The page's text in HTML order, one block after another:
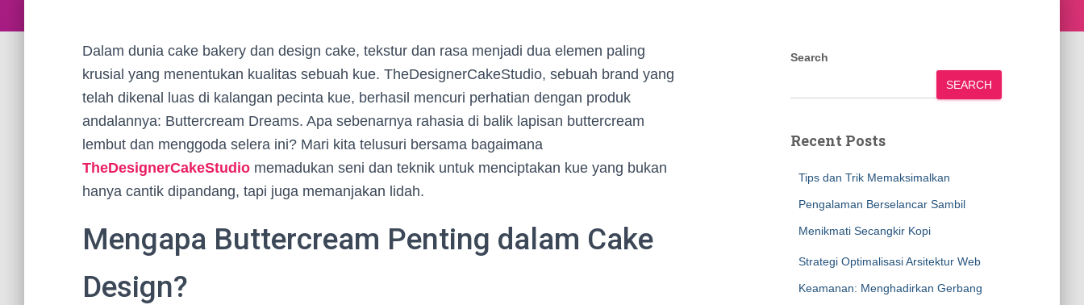
Dalam dunia cake bakery dan design cake, tekstur dan rasa menjadi dua elemen paling
krusial yang menentukan kualitas sebuah kue. TheDesignerCakeStudio, sebuah brand yang
telah dikenal luas di kalangan pecinta kue, berhasil mencuri perhatian dengan produk
andalannya: Buttercream Dreams. Apa sebenarnya rahasia di balik lapisan buttercream
lembut dan menggoda selera ini? Mari kita telusuri bersama bagaimana
TheDesignerCakeStudio memadukan seni dan teknik untuk menciptakan kue yang bukan
hanya cantik dipandang, tapi juga memanjakan lidah.
Mengapa Buttercream Penting dalam Cake
Design?
Search
SEARCH
Recent Posts
Tips dan Trik Memaksimalkan
Pengalaman Berselancar Sambil
Menikmati Secangkir Kopi
Strategi Optimalisasi Arsitektur Web
Keamanan: Menghadirkan Gerbang